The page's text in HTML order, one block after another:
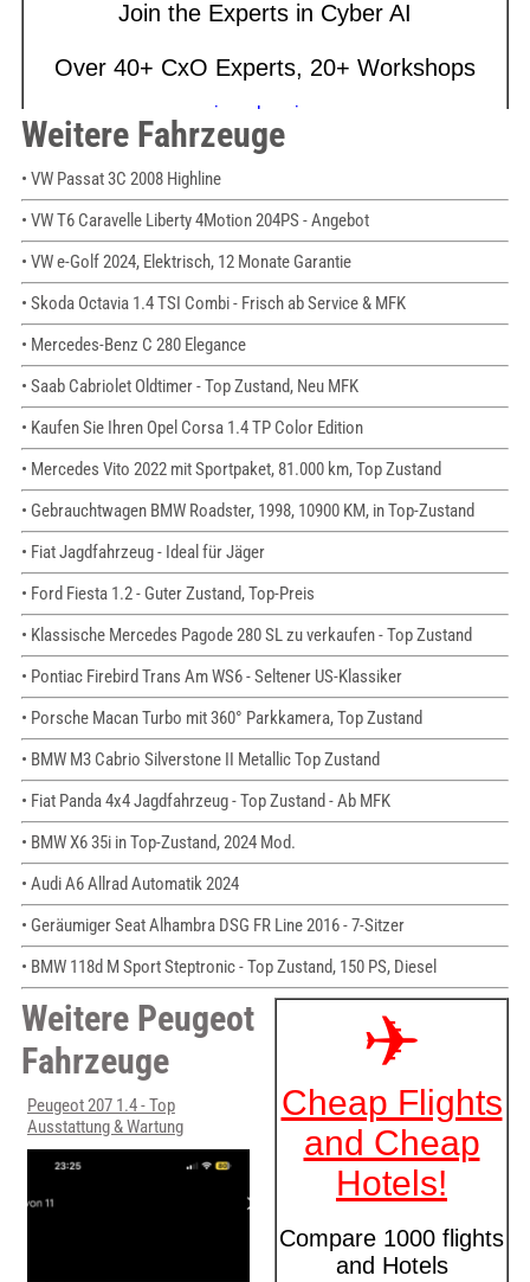
Weitere Fahrzeuge
• VW Passat 3C 2008 Highline
• VW T6 Caravelle Liberty 4Motion 204PS - Angebot
• VW e-Golf 2024, Elektrisch, 12 Monate Garantie
• Skoda Octavia 1.4 TSI Combi - Frisch ab Service & MFK
• Mercedes-Benz C 280 Elegance
• Saab Cabriolet Oldtimer - Top Zustand, Neu MFK
• Kaufen Sie Ihren Opel Corsa 1.4 TP Color Edition
• Mercedes Vito 2022 mit Sportpaket, 81.000 km, Top Zustand
• Gebrauchtwagen BMW Roadster, 1998, 10900 KM, in Top-Zustand
• Fiat Jagdfahrzeug - Ideal für Jäger
• Ford Fiesta 1.2 - Guter Zustand, Top-Preis
• Klassische Mercedes Pagode 280 SL zu verkaufen - Top Zustand
• Pontiac Firebird Trans Am WS6 - Seltener US-Klassiker
• Porsche Macan Turbo mit 360° Parkkamera, Top Zustand
• BMW M3 Cabrio Silverstone II Metallic Top Zustand
• Fiat Panda 4x4 Jagdfahrzeug - Top Zustand - Ab MFK
• BMW X6 35i in Top-Zustand, 2024 Mod.
• Audi A6 Allrad Automatik 2024
• Geräumiger Seat Alhambra DSG FR Line 2016 - 7-Sitzer
• BMW 118d M Sport Steptronic - Top Zustand, 150 PS, Diesel
Weitere Peugeot
Fahrzeuge
Peugeot 207 1.4 - Top
Ausstattung & Wartung